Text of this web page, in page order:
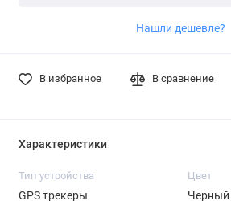
Нашли дешевле?
В избранное В сравнение
Характеристики
Тип устройства
GPS трекеры
Цвет
Черный